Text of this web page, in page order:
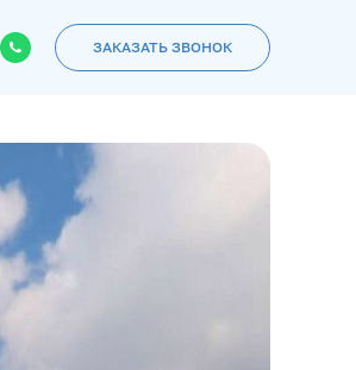
ЗАКАЗАТЬ ЗВОНОК